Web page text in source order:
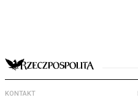
KONTAKT